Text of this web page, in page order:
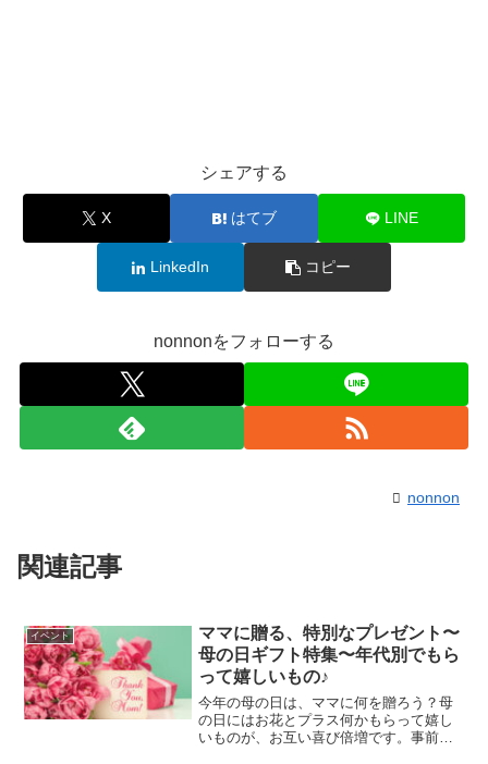
シェアする
X はてブ LINE
LinkedIn コピー
nonnonをフォローする
nonnon
関連記事
イベント
ママに贈る、特別なプレゼント〜
母の日ギフト特集〜年代別でもら
って嬉しいもの♪
今年の母の日は、ママに何を贈ろう？母
の日にはお花とプラス何かもらって嬉し
いものが、お互い喜び倍増です。事前に